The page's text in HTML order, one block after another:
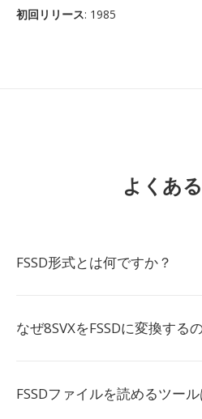
初回リリース: 1985
よくあ
FSSD形式とは何ですか？
なぜ8SVXをFSSDに変換する
FSSDファイルを読めるツール